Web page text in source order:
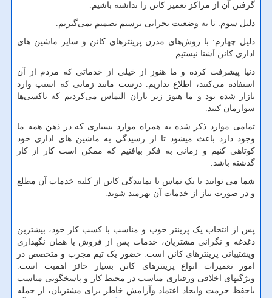
گرفتن آن از مراکز تعمیر کانن را نداشته باشیم.
دلیل سوم:‌ تا به وضعیت بحرانی نرسیم تصمیم نمی‌گیریم.
دلیل چهارم: با روش‌های مدرن پرینترهای کانن و سایر ماشین های
اداری کانن آشنا نیستیم.
دنیا پیشرفت کرده و ما هنوز از خیلی از خدماتی که مردم از آن
استفاده می‌کنند، اطلاع نداریم. درست مانند زمانی که اسنپ وارد
بازار شده بود و ما هنوز زیر باران التماس می‌کردیم که تاکسی‌ها
سوارمان کنند.
تمامی موارد ذکر شده به همراه موارد بسیاری که در ذهن همه ما
وجود دارد باعث میشود تا از رسیدگی به ماشین های اداری خود
کوتاهی کنیم و زمانی به فکر بیافتیم که ممکن است کار از کار
گذشته باشد.
شما می توانید با یک تماس با نمایندگی کانن از کلیه خدمات آن مطلع
و در صورت نیاز از خدمات آن بهرمند شوید.
پس از انتخاب یک پرینتر خوب و مناسب با کسب کار خود، بیشترین
دغدغه و نگرانی مشتریان، خدمات پس از فروش یا همان نگهداری
وپشتیبانی پرینترهای کانن است. حضور یک تیم مجرب و متخصص در
امور تعمیرات انواع پرینترهای کانن بسیار حائز اهمیت است.
ویژگیهای اخلاقی ورفتاری مناسب در محیط کار و پاسخگویی مناسب
باحفظ حرمت وایجاد اعتماد وآرامش خاطر برای مشتریان، از جمله